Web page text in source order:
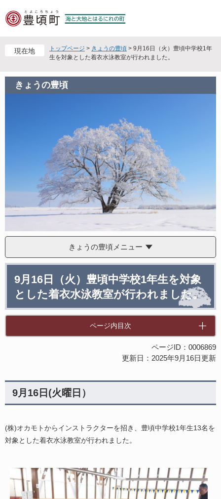
ー
す
ニ
し
現在地 トップページ > きょうの豊頃 > 9月16日（火）豊頃中学校1年
生を対象とした着衣水泳教室が行われました。
きょうの豊頃
きょうの豊頃メニュー
9月16日（火）豊頃中学校1年生を対象
とした着衣水泳教室が行われました。
ページ内目次
ページID：0006869
更新日：2025年9月16日更新
9月16日(火曜日）
(株)オカモトからインストラクターを招き、豊頃中学校1年生13名を
対象とした着衣水泳教室が行われました。